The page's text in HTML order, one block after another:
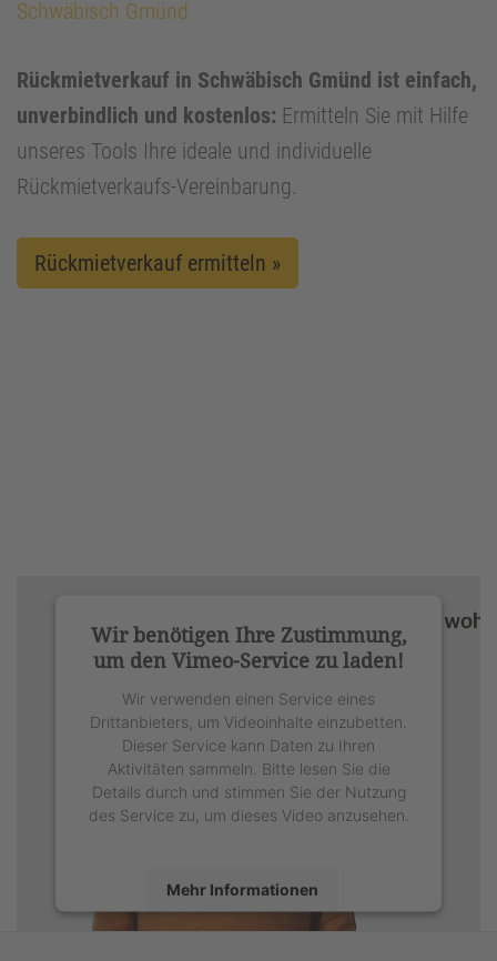
Schwäbisch Gmünd
Rückmietverkauf in Schwäbisch Gmünd ist einfach,
unverbindlich und kostenlos: Ermitteln Sie mit Hilfe
unseres Tools Ihre ideale und individuelle
Rückmietverkaufs-Vereinbarung.
Rückmietverkauf ermitteln »
Wir benötigen Ihre Zustimmung,
um den Vimeo-Service zu laden!
Wir verwenden einen Service eines
Drittanbieters, um Videoinhalte einzubetten.
Dieser Service kann Daten zu Ihren
Aktivitäten sammeln. Bitte lesen Sie die
Details durch und stimmen Sie der Nutzung
des Service zu, um dieses Video anzusehen.
Mehr Informationen